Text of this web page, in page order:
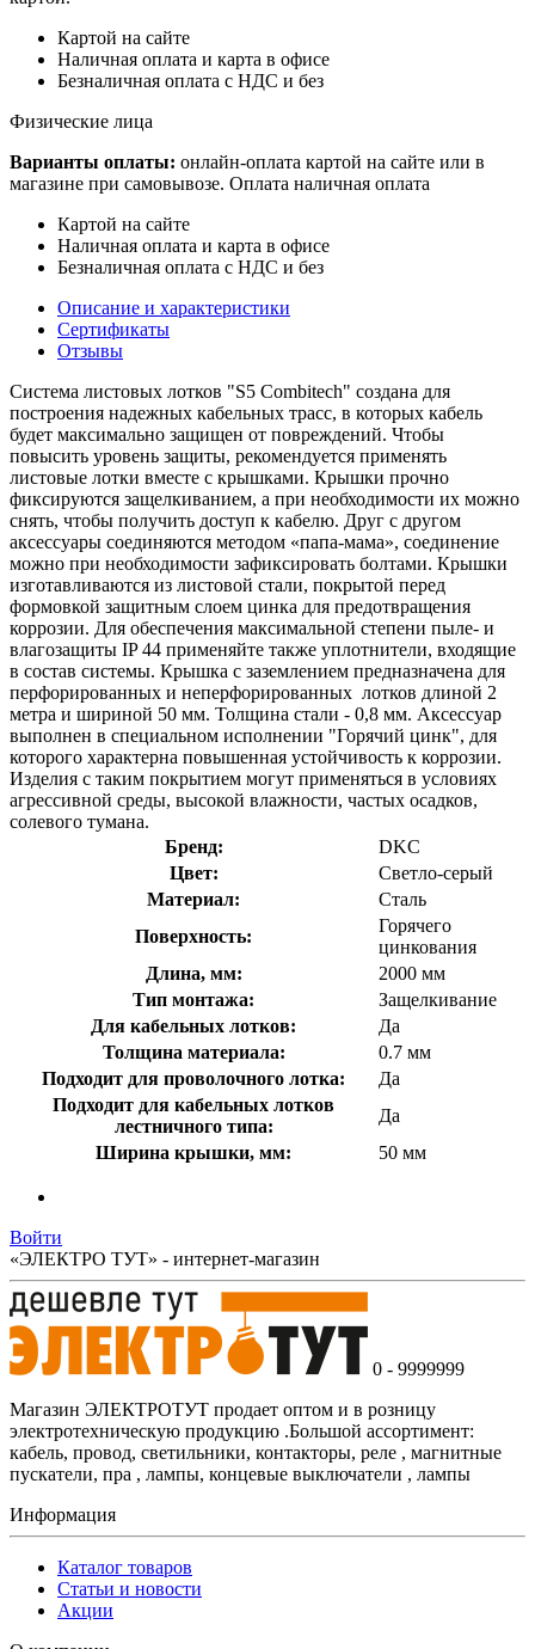
Картой на сайте
Наличная оплата и карта в офисе
Безналичная оплата с НДС и без
Физические лица
Варианты оплаты: онлайн-оплата картой на сайте или в
магазине при самовывозе. Оплата наличная оплата
Картой на сайте
Наличная оплата и карта в офисе
Безналичная оплата с НДС и без
Описание и характеристики
Сертификаты
Отзывы
Система листовых лотков "S5 Combitech" создана для
построения надежных кабельных трасс, в которых кабель
будет максимально защищен от повреждений. Чтобы
повысить уровень защиты, рекомендуется применять
листовые лотки вместе с крышками. Крышки прочно
фиксируются защелкиванием, а при необходимости их можно
снять, чтобы получить доступ к кабелю. Друг с другом
аксессуары соединяются методом «папа-мама», соединение
можно при необходимости зафиксировать болтами. Крышки
изготавливаются из листовой стали, покрытой перед
формовкой защитным слоем цинка для предотвращения
коррозии. Для обеспечения максимальной степени пыле- и
влагозащиты IP 44 применяйте также уплотнители, входящие
в состав системы. Крышка с заземлением предназначена для
перфорированных и неперфорированных лотков длиной 2
метра и шириной 50 мм. Толщина стали - 0,8 мм. Аксессуар
выполнен в специальном исполнении "Горячий цинк", для
которого характерна повышенная устойчивость к коррозии.
Изделия с таким покрытием могут применяться в условиях
агрессивной среды, высокой влажности, частых осадков,
солевого тумана.
Бренд:
DKC
Цвет:
Светло-серый
Материал:
Сталь
Поверхность:
Горячего
цинкования
Длина, мм:
2000 мм
Тип монтажа:
Защелкивание
Для кабельных лотков:
Да
Толщина материала:
0.7 мм
Подходит для проволочного лотка:
Да
Подходит для кабельных лотков
лестничного типа:
Да
Ширина крышки, мм:
50 мм
Войти
«ЭЛЕКТРО ТУТ» - интернет-магазин
0 - 9999999
Магазин ЭЛЕКТРОТУТ продает оптом и в розницу
электротехническую продукцию .Большой ассортимент:
кабель, провод, светильники, контакторы, реле , магнитные
пускатели, пра , лампы, концевые выключатели , лампы
Информация
Каталог товаров
Статьи и новости
Акции